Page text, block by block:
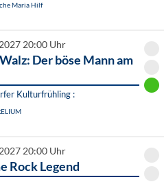
Maria Hilf
20:00 Uhr
Der böse Mann am
Kulturfrühling :
20:00 Uhr
Rock Legend